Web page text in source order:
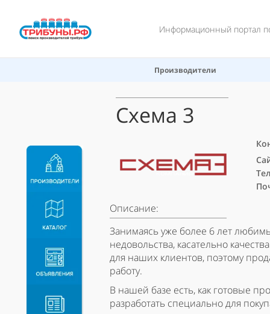
Информационный портал
Производители
Схема 3
Описание:
Занимаясь уже более 6 лет
недовольства, касательно
для наших клиентов, поэтому
работу.
В нашей базе есть, как готовые
разработать специально для